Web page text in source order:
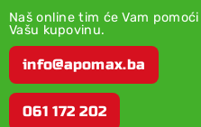
Naš online tim će Vam
Vašu kupovinu.
info@apomax.ba
061 172 202